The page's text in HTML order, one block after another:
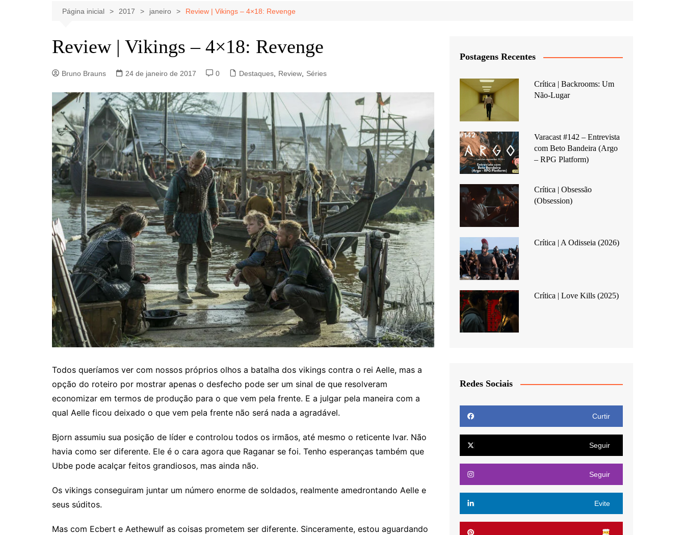
Celebridades
Música
Notícias
Clássicos
Livros
Game ReviewRadiola Torresmo
Umbivis
Página inicial 2017 janeiro Review | Vikings – 4×18: Revenge
Review | Vikings – 4×18: Revenge
Bruno Brauns 24 de janeiro de 2017 0 Destaques Review Séries
Todos queríamos ver com nossos próprios olhos a batalha dos vikings contra o rei Aelle, mas a
opção do roteiro por mostrar apenas o desfecho pode ser um sinal de que resolveram
economizar em termos de produção para o que vem pela frente. E a julgar pela maneira com a
qual Aelle ficou deixado o que vem pela frente não será nada a agradável.
Bjorn assumiu sua posição de líder e controlou todos os irmãos, até mesmo o reticente Ivar. Não
havia como ser diferente. Ele é o cara agora que Raganar se foi. Tenho esperanças também que
Ubbe pode acalçar feitos grandiosos, mas ainda não.
Os vikings conseguiram juntar um número enorme de soldados, realmente amedrontando Aelle e
seus súditos.
Mas com Ecbert e Aethewulf as coisas prometem ser diferente. Sinceramente, estou aguardando
Postagens Recentes
Crítica | Backrooms: Um
Não-Lugar
Varacast #142 – Entrevista
com Beto Bandeira (Argo
– RPG Platform)
Crítica | Obsessão
(Obsession)
Crítica | A Odisseia (2026)
Crítica | Love Kills (2025)
Redes Sociais
Curtir
Seguir
Seguir
Evite